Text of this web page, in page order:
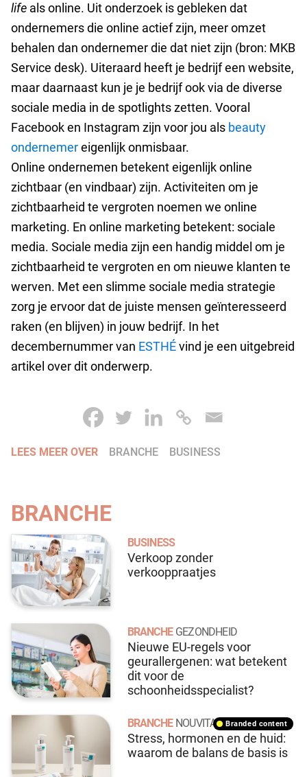
life als online. Uit onderzoek is gebleken dat
ondernemers die online actief zijn, meer omzet
behalen dan ondernemer die dat niet zijn (bron: MKB
Service desk). Uiteraard heeft je bedrijf een website,
maar daarnaast kun je je bedrijf ook via de diverse
sociale media in de spotlights zetten. Vooral
Facebook en Instagram zijn voor jou als beauty
ondernemereigenlijk onmisbaar.
Online ondernemen betekent eigenlijk online
zichtbaar (en vindbaar) zijn. Activiteiten om je
zichtbaarheid te vergroten noemen we online
marketing. En online marketing betekent: sociale
media. Sociale media zijn een handig middel om je
zichtbaarheid te vergroten en om nieuwe klanten te
werven. Met een slimme sociale media strategie
zorg je ervoor dat de juiste mensen geïnteresseerd
raken (en blijven) in jouw bedrijf. In het
decembernummer van ESTHÉvind je een uitgebreid
artikel over dit onderwerp.
LEES MEER OVER BRANCHE BUSINESS
BRANCHE
BUSINESS
Verkoop zonder
verkooppraatjes
BRANCHE GEZONDHEID
Nieuwe EU-regels voor
geurallergenen: wat betekent
dit voor de
schoonheidsspecialist?
branded content
BRANCHE NOUVITAL
Stress, hormonen en de huid:
waarom de balans de basis is